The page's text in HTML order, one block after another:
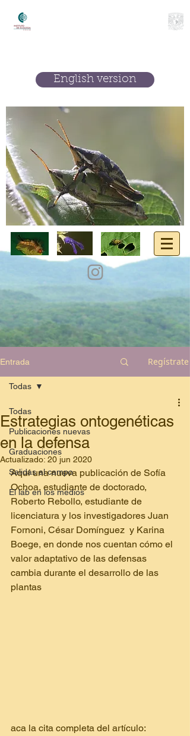
English version
Entrada Regístrate
Todas
Publicaciones nuevas
Graduaciones
Salidas al campo
El lab en los medios
Todas
Estrategias ontogenéticas
en la defensa
Actualizado: 20 jun 2020
Aquí una nueva publicación de Sofía
Ochoa, estudiante de doctorado,
Roberto Rebollo, estudiante de
licenciatura y los investigadores Juan
Fornoni, César Domínguez  y Karina
Boege, en donde nos cuentan cómo el
valor adaptativo de las defensas
cambia durante el desarrollo de las
plantas
aca la cita completa del artículo: